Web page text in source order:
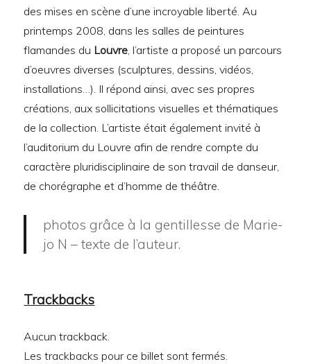
des mises en scène d’une incroyable liberté. Au
printemps 2008, dans les salles de peintures
flamandes du Louvre, l’artiste a proposé un parcours
d’oeuvres diverses (sculptures, dessins, vidéos,
installations…). Il répond ainsi, avec ses propres
créations, aux sollicitations visuelles et thématiques
de la collection. L’artiste était également invité à
l’auditorium du Louvre afin de rendre compte du
caractère pluridisciplinaire de son travail de danseur,
de chorégraphe et d’homme de théâtre.
photos grâce à la gentillesse de Marie-
jo N – texte de l’auteur.
Trackbacks
Aucun trackback.
Les trackbacks pour ce billet sont fermés.